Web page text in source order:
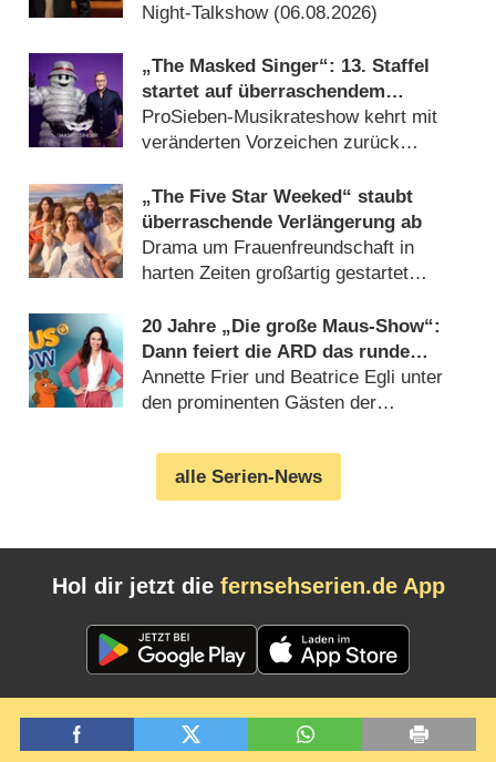
Night-Talkshow (06.08.2026)
„The Masked Singer“: 13. Staffel
startet auf überraschendem
Sendeplatz und viel früher als
zuletzt
ProSieben-Musikrateshow kehrt mit
veränderten Vorzeichen zurück
„The Five Star Weeked“ staubt
überraschende Verlängerung ab
Drama um Frauenfreundschaft in
harten Zeiten großartig gestartet
20 Jahre „Die große Maus-Show“:
Dann feiert die ARD das runde
Jubiläum
Annette Frier und Beatrice Egli unter
den prominenten Gästen der
alle Serien-News
Hol dir jetzt die fernsehserien.de App